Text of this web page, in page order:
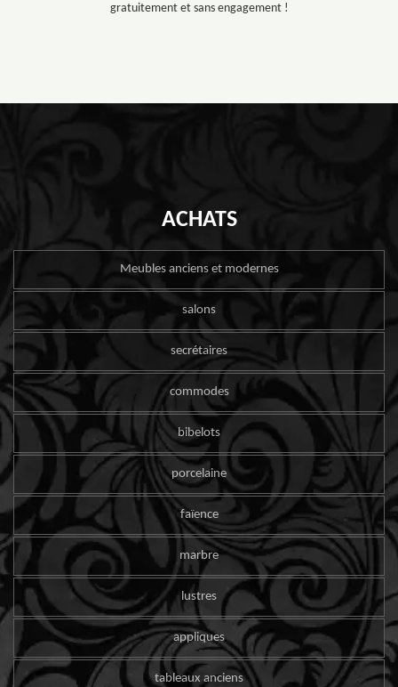
gratuitement et sans engagement !
ACHATS
Meubles anciens et modernes
salons
secrétaires
commodes
bibelots
porcelaine
faïence
marbre
lustres
appliques
tableaux anciens